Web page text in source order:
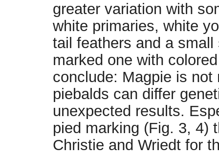
greater variation with
white primaries, white
tail feathers and a
marked one with
conclude: Magpie is
piebalds can differ
unexpected results.
pied marking (Fig. 3, 4)
Christie and Wriedt for